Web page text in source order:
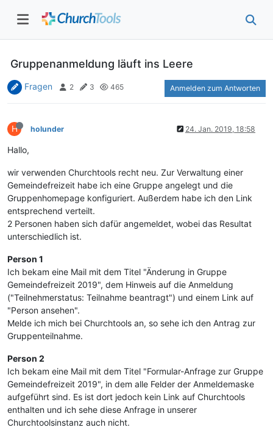
Gruppenanmeldung läuft ins Leere
Fragen 2 3 465 Anmelden zum Antworten
H holunder 24. Jan. 2019, 18:58
Hallo,
wir verwenden Churchtools recht neu. Zur Verwaltung einer
Gemeindefreizeit habe ich eine Gruppe angelegt und die
Gruppenhomepage konfiguriert. Außerdem habe ich den Link
entsprechend verteilt.
2 Personen haben sich dafür angemeldet, wobei das Resultat
unterschiedlich ist.
Person 1
Ich bekam eine Mail mit dem Titel "Änderung in Gruppe
Gemeindefreizeit 2019", dem Hinweis auf die Anmeldung
("Teilnehmerstatus: Teilnahme beantragt") und einem Link auf
"Person ansehen".
Melde ich mich bei Churchtools an, so sehe ich den Antrag zur
Gruppenteilnahme.
Person 2
Ich bekam eine Mail mit dem Titel "Formular-Anfrage zur Gruppe
Gemeindefreizeit 2019", in dem alle Felder der Anmeldemaske
aufgeführt sind. Es ist dort jedoch kein Link auf Churchtools
enthalten und ich sehe diese Anfrage in unserer
Churchtoolsinstanz auch nicht.